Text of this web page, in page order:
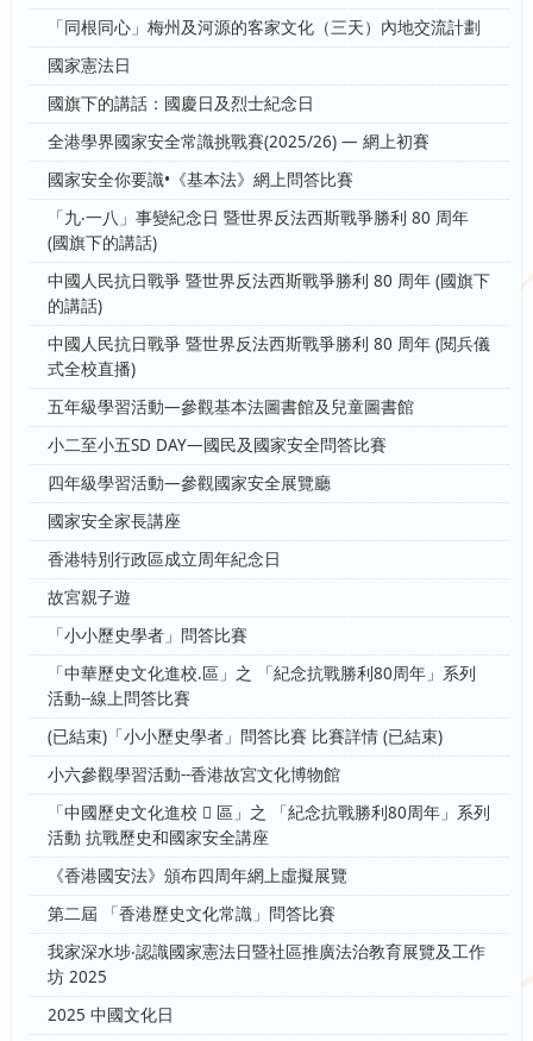
「同根同心」梅州及河源的客家文化（三天）內地交流計劃
國家憲法日
國旗下的講話：國慶日及烈士紀念日
全港學界國家安全常識挑戰賽(2025/26) — 網上初賽
國家安全你要識•《基本法》網上問答比賽
「九‧一八」事變紀念日 暨世界反法西斯戰爭勝利 80 周年
(國旗下的講話)
中國人民抗日戰爭 暨世界反法西斯戰爭勝利 80 周年 (國旗下
的講話)
中國人民抗日戰爭 暨世界反法西斯戰爭勝利 80 周年 (閱兵儀
式全校直播)
五年級學習活動—參觀基本法圖書館及兒童圖書館
小二至小五SD DAY—國民及國家安全問答比賽
四年級學習活動—參觀國家安全展覽廳
國家安全家長講座
香港特別行政區成立周年紀念日
故宮親子遊
「小小歷史學者」問答比賽
「中華歷史文化進校.區」之 「紀念抗戰勝利80周年」系列
活動--線上問答比賽
(已結束)「小小歷史學者」問答比賽 比賽詳情 (已結束)
小六參觀學習活動--香港故宮文化博物館
「中國歷史文化進校  區」之 「紀念抗戰勝利80周年」系列
活動 抗戰歷史和國家安全講座
《香港國安法》頒布四周年網上虛擬展覽
第二屆 「香港歷史文化常識」問答比賽
我家深水埗‧認識國家憲法日暨社區推廣法治教育展覽及工作
坊 2025
2025 中國文化日